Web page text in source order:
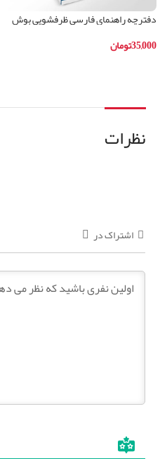
دفترچه راهنمای فارسی ظرفشویی بوش
35,000تومان
نظرات
اشتراک در